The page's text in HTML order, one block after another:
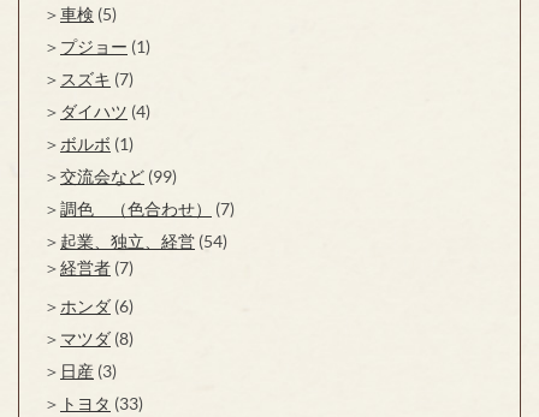
車検 (5)
プジョー (1)
スズキ (7)
ダイハツ (4)
ボルボ (1)
交流会など (99)
調色 （色合わせ）
(7)
起業、独立、経営 (54)
経営者 (7)
ホンダ (6)
マツダ (8)
日産 (3)
トヨタ (33)